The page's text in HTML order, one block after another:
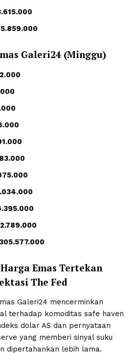
Galeri24 (Minggu)
Emas Tertekan
The Fed
Galeri24 mencerminkan
terhadap komoditas safe haven
dolar AS dan pernyataan
yang memberi sinyal suku
dipertahankan lebih lama.